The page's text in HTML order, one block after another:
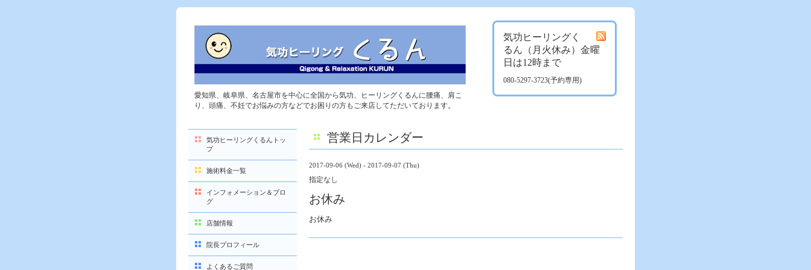
気功ヒーリングく
るん（月火休み）金曜
日は12時まで
080-5297-3723(予約専用)
愛知県、岐阜県、名古屋市を中心に全国から気功、ヒーリングくるんに腰痛、肩こ
り、頭痛、不妊でお悩みの方などでお困りの方もご来店してただいております。
営業日カレンダー
2017-09-06 (Wed) - 2017-09-07 (Thu)
指定なし
お休み
お休み
気功ヒーリングくるんトッ
プ
施術料金一覧
インフォメーション＆ブロ
グ
店舗情報
院長プロフィール
よくあるご質問